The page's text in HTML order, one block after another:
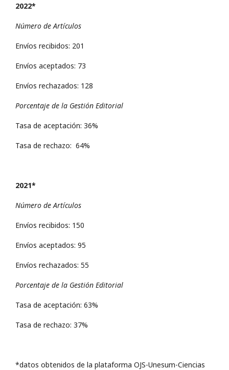
2022*
Número de Artículos
Envíos recibidos: 201
Envíos aceptados: 73
Envíos rechazados: 128
Porcentaje de la Gestión Editorial
Tasa de aceptación: 36%
Tasa de rechazo: 64%
2021*
Número de Artículos
Envíos recibidos: 150
Envíos aceptados: 95
Envíos rechazados: 55
Porcentaje de la Gestión Editorial
Tasa de aceptación: 63%
Tasa de rechazo: 37%
*datos obtenidos de la plataforma OJS-Unesum-Ciencias